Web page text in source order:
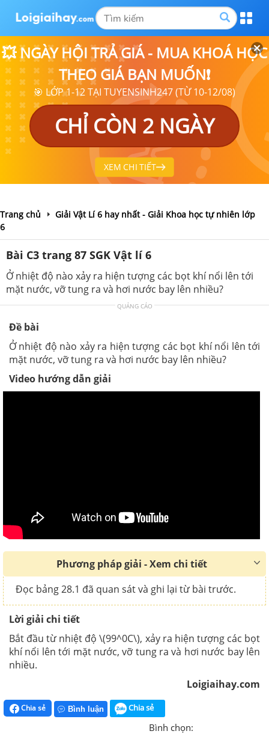
💥 NGÀY HỘI TRẢ GIÁ - MUA KHOÁ HỌC
THEO GIÁ BẠN MUỐN❗
🎯 LỚP 1-12 TẠI TUYENSINH247 (TỪ 10-12/08)
CHỈ CÒN 2 NGÀY
XEM CHI TIẾT
Trang chủ
Giải Vật Lí 6 hay nhất - Giải Khoa học tự nhiên lớp
6
Bài C3 trang 87 SGK Vật lí 6
Ở nhiệt độ nào xảy ra hiện tượng các bọt khí nổi lên tới
mặt nước, vỡ tung ra và hơi nước bay lên nhiều?
QUẢNG CÁO
Đề bài
Ở nhiệt độ nào xảy ra hiện tượng các bọt khí nổi lên tới
mặt nước, vỡ tung ra và hơi nước bay lên nhiều?
Video hướng dẫn giải
Phương pháp giải - Xem chi tiết
Đọc bảng 28.1 đã quan sát và ghi lại từ bài trước.
Lời giải chi tiết
Bắt đầu từ nhiệt độ \(99^0C\), xảy ra hiện tượng các bọt
khí nổi lên tới mặt nước, vỡ tung ra và hơi nước bay lên
nhiều.
Loigiaihay.com
Chia sẻ Bình luận Chia sẻ
Bình chọn: